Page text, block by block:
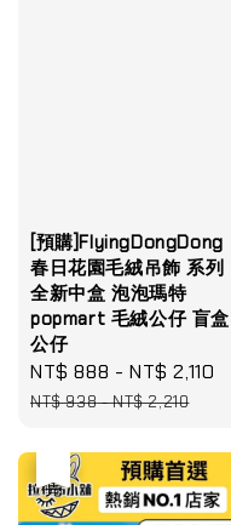
[預購]FlyingDongDong
春日花園毛絨吊飾 系列
全新中盒 泡泡瑪特
popmart 毛絨公仔 盲盒
公仔
Sale
price
NT$ 888 -NT$ 2,110
NT$ 938-NT$ 2,210